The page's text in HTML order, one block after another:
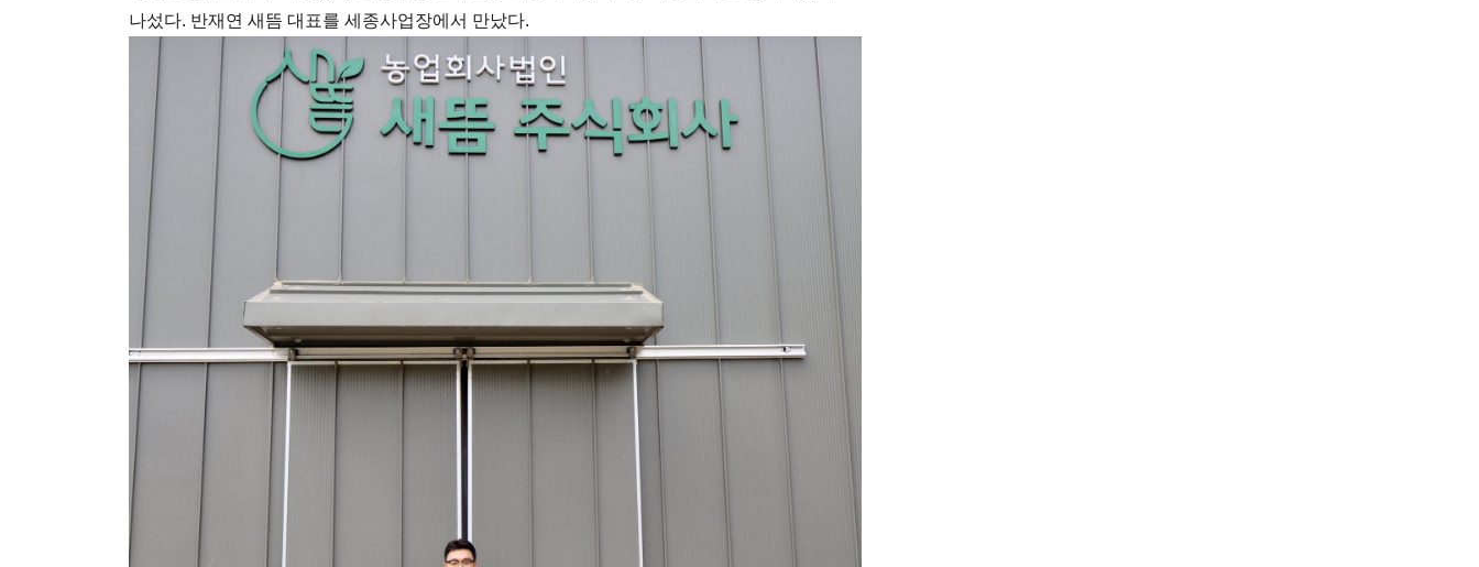
나섰다. 반재연 새뜸 대표를 세종사업장에서 만났다.